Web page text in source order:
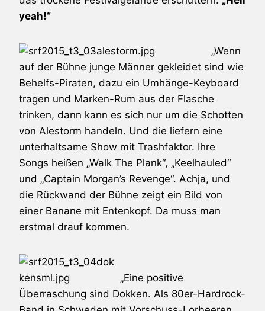
yeah!“
„Wenn
auf der Bühne junge Männer gekleidet sind wie
Behelfs-Piraten, dazu ein Umhänge-Keyboard
tragen und Marken-Rum aus der Flasche
trinken, dann kann es sich nur um die Schotten
von Alestorm handeln. Und die liefern eine
unterhaltsame Show mit Trashfaktor. Ihre
Songs heißen „Walk The Plank“, „Keelhauled“
und „Captain Morgan’s Revenge“. Achja, und
die Rückwand der Bühne zeigt ein Bild von
einer Banane mit Entenkopf. Da muss man
erstmal drauf kommen.
„Eine positive
Überraschung sind Dokken. Als 80er-Hardrock-